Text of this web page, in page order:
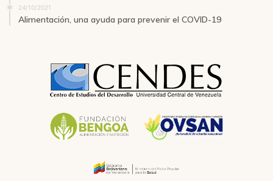
24/10/2021
Alimentación, una ayuda para prevenir el COVID-19